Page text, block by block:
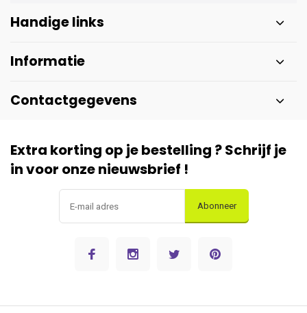
Handige links
Informatie
Contactgegevens
Extra korting op je bestelling ? Schrijf je
in voor onze nieuwsbrief !
Abonneer